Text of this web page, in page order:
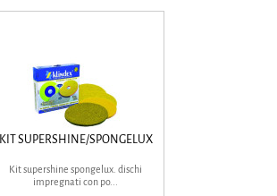
KIT SUPERSHINE/SPONGELUX
Kit supershine spongelux. dischi
impregnati con po...